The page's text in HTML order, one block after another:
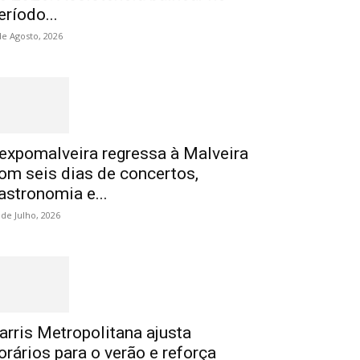
Agosto, 2026
regressa à Malveira
seis dias de concertos,
e...
Julho, 2026
Metropolitana ajusta
para o verão e reforça